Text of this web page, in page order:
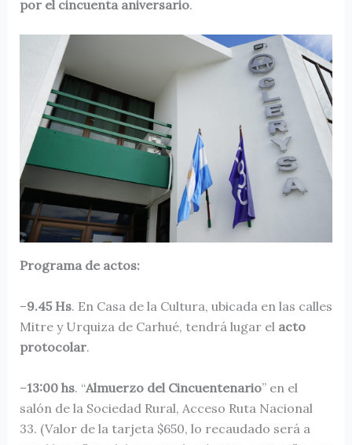
por el cincuenta aniversario.
Programa de actos:
–9.45 Hs. En Casa de la Cultura, ubicada en las calles
Mitre y Urquiza de Carhué, tendrá lugar el acto
protocolar.
–13:00 hs. “Almuerzo del Cincuentenario” en el
salón de la Sociedad Rural, Acceso Ruta Nacional
33. (Valor de la tarjeta $650, lo recaudado será a